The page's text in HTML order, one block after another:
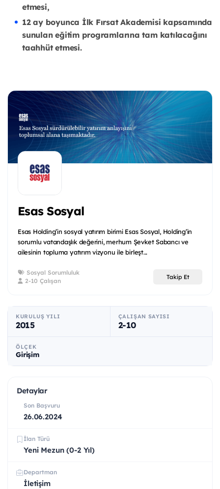
etmesi,
12 ay boyunca İlk Fırsat Akademisi kapsamında
sunulan eğitim programlarına tam katılacağını
taahhüt etmesi.
Esas Sosyal
Esas Holding’in sosyal yatırım birimi Esas Sosyal, Holding’in
sorumlu vatandaşlık değerini, merhum Şevket Sabancı ve
ailesinin topluma yatırım vizyonu ile birleşt...
Sosyal Sorumluluk
2-10 Çalışan
Takip Et
KURULUŞ YILI
2015
ÇALIŞAN SAYISI
2-10
ÖLÇEK
Girişim
Detaylar
Son Başvuru
26.06.2024
İlan Türü
Yeni Mezun (0-2 Yıl)
Departman
İletişim